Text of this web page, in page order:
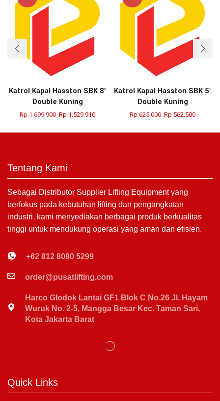
Katrol Kapal Hasston SBK 8″
Double Kuning
Rp1.699.900 Rp 1.529.910
Katrol Kapal Hasston SBK 5″
Double Kuning
Rp625.000 Rp 562.500
Tentang Kami
Sebagai Distributor Supplier Lifting Equipment yang
berfokus pada kebutuhan lifting dan pengangkatan
industri, kami menyediakan berbagai produk berkualitas
tinggi untuk mendukung operasi yang aman dan efisien.
+62 812 8080 5299
order@pusatlifting.com
Harco Glodok Lantai GF1 Blok C No.26 Jl. Hayam
Wuruk No. 2-5, Mangga Besar Kec. Taman Sari,
Kota Jakarta Barat
Quick Links